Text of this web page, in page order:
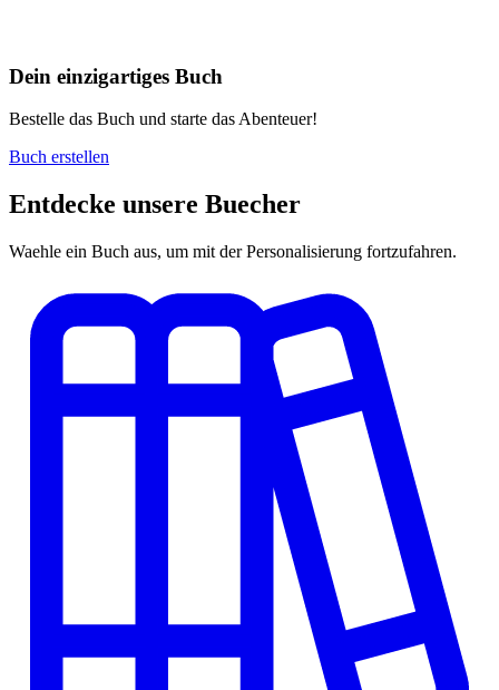
Dein einzigartiges Buch
Bestelle das Buch und starte das Abenteuer!
Buch erstellen
Entdecke unsere Buecher
Waehle ein Buch aus, um mit der Personalisierung fortzufahren.